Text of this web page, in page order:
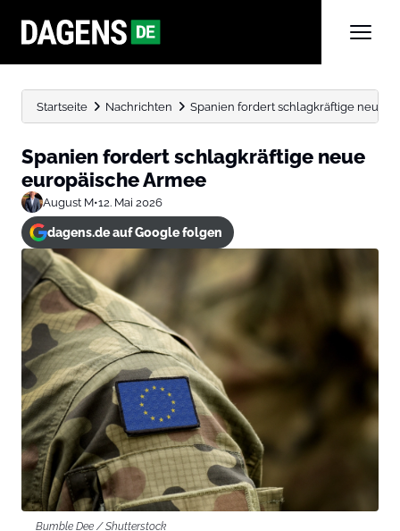
Startseite Nachrichten Spanien fordert schlagkräftige neue
Spanien fordert schlagkräftige neue
europäische Armee
August M•12. Mai 2026
dagens.de auf Google folgen
Bumble Dee / Shutterstock